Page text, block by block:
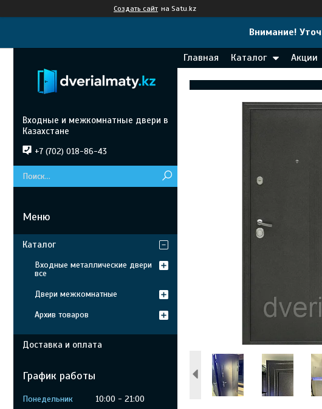
Создать сайт на Satu.kz
Внимание!
Главная Каталог Акции
Входные и межкомнатные двери в
Казахстане
+7 (702) 018-86-43
Каталог
Входные металлические двери
все
Двери межкомнатные
Архив товаров
Доставка и оплата
График работы
Понедельник 10:00
21:00